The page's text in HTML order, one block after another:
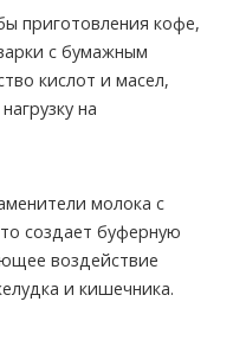
приготовления кофе,
с бумажным
кислот и масел,
на
молока с
создает буферную
воздействие
и кишечника.